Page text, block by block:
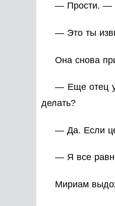
— Прости. —
— Это ты
Она снова
— Еще отец
делать?
— Да. Если
— Я все
Мириам